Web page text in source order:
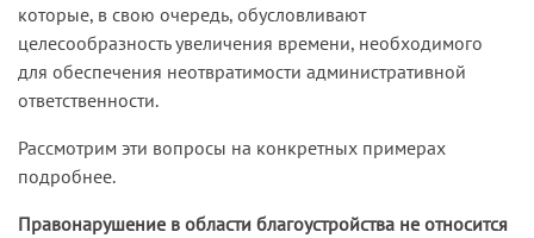
которые, в свою очередь, обусловливают
целесообразность увеличения времени, необходимого
для обеспечения неотвратимости административной
ответственности.
Рассмотрим эти вопросы на конкретных примерах
подробнее.
Правонарушение в области благоустройства не относится